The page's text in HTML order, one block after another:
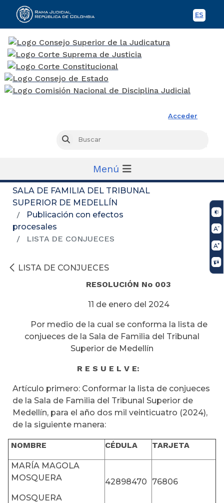
ES
Acceder
Buscar
Menú
SALA DE FAMILIA DEL TRIBUNAL
SUPERIOR DE MEDELLÍN
Publicación con efectos
procesales
LISTA DE CONJUECES
LISTA DE CONJUECES
RESOLUCIÓN No 003
11 de enero del 2024
Por medio de la cual se conforma la lista de
conjueces de la Sala de Familia del Tribunal
Superior de Medellín
R E S U E L V E:
Artículo primero: Conformar la lista de conjueces
de la Sala de Familia del Tribunal Superior de
Medellín, para el año dos mil veinticuatro (2024),
de la siguiente manera:
NOMBRE CÉDULA TARJETA
MARÍA MAGOLA
MOSQUERA
MOSQUERA
42898470 76806